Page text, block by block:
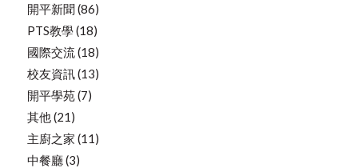
開平新聞(86)
PTS教學(18)
國際交流(18)
校友資訊(13)
開平學苑(7)
其他(21)
主廚之家 (11)
中餐廳(3)